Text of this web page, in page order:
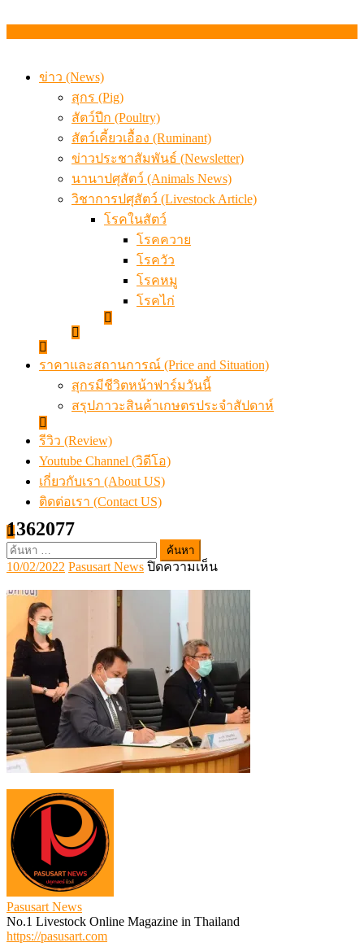
ข่าว (News)
สุกร (Pig)
สัตว์ปีก (Poultry)
สัตว์เคี้ยวเอื้อง (Ruminant)
ข่าวประชาสัมพันธ์ (Newsletter)
นานาปศุสัตว์ (Animals News)
วิชาการปศุสัตว์ (Livestock Article)
โรคในสัตว์
โรคควาย
โรควัว
โรคหมู
โรคไก่
ราคาและสถานการณ์ (Price and Situation)
สุกรมีชีวิตหน้าฟาร์มวันนี้
สรุปภาวะสินค้าเกษตรประจำสัปดาห์
รีวิว (Review)
Youtube Channel (วิดีโอ)
เกี่ยวกับเรา (About US)
ติดต่อเรา (Contact US)
ค้นหา
สำหรับ:
1362077
Posted
on
10/02/2022 Author
Pasusart News ปิดความเห็นบน
Pasusart News
No.1 Livestock Online Magazine in Thailand
https://pasusart.com